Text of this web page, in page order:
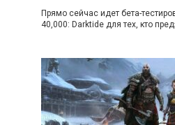
Прямо сейчас идет бета-
40,000: Darktide для тех, кто